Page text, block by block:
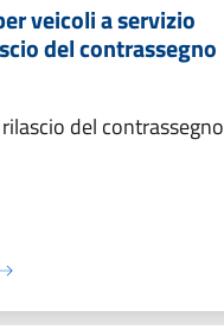
veicoli a servizio
del contrassegno
del contrassegno